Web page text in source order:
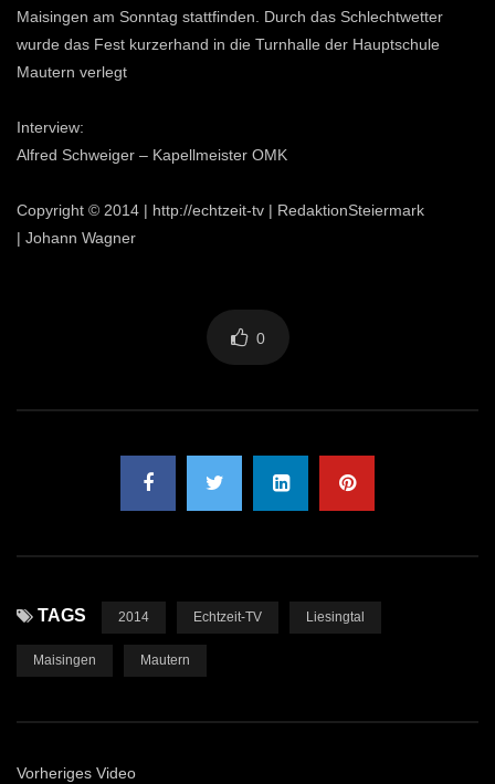
Maisingen am Sonntag stattfinden. Durch das Schlechtwetter
wurde das Fest kurzerhand in die Turnhalle der Hauptschule
Mautern verlegt
Interview:
Alfred Schweiger – Kapellmeister OMK
Copyright © 2014 | http://echtzeit-tv | RedaktionSteiermark
| Johann Wagner
0
TAGS 2014 Echtzeit-TV Liesingtal
Maisingen Mautern
Vorheriges Video